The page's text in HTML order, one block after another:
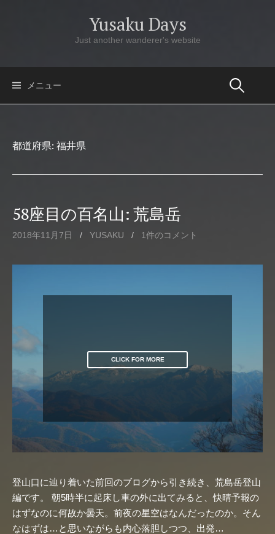
ツ
Yusaku Days
Just another wanderer's website
メニュー
都道府県:福井県
58座目の百名山: 荒島岳
2018年11月7日 / YUSAKU / 1件のコメント
CLICK FOR MORE
登山口に辿り着いた前回のブログから引き続き、荒島岳登山
編です。 朝5時半に起床し車の外に出てみると、快晴予報の
はずなのに何故か曇天。前夜の星空はなんだったのか。そん
なはずは…と思いながらも内心落胆しつつ、出発…